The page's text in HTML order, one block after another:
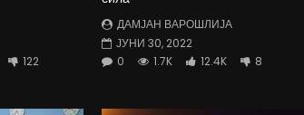
122
ДАМЈАН ВАРОШЛИЈА
ЈУНИ 30, 2022
0
1.7K 12.4K 8